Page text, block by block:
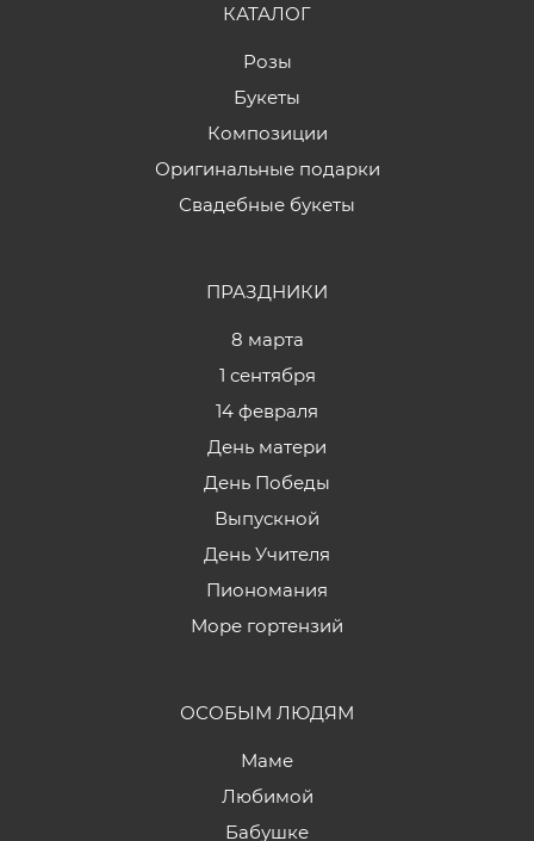
КАТАЛОГ
Розы
Букеты
Композиции
Оригинальные подарки
Свадебные букеты
ПРАЗДНИКИ
8 марта
1 сентября
14 февраля
День матери
День Победы
Выпускной
День Учителя
Пиономания
Море гортензий
ОСОБЫМ ЛЮДЯМ
Маме
Любимой
Бабушке